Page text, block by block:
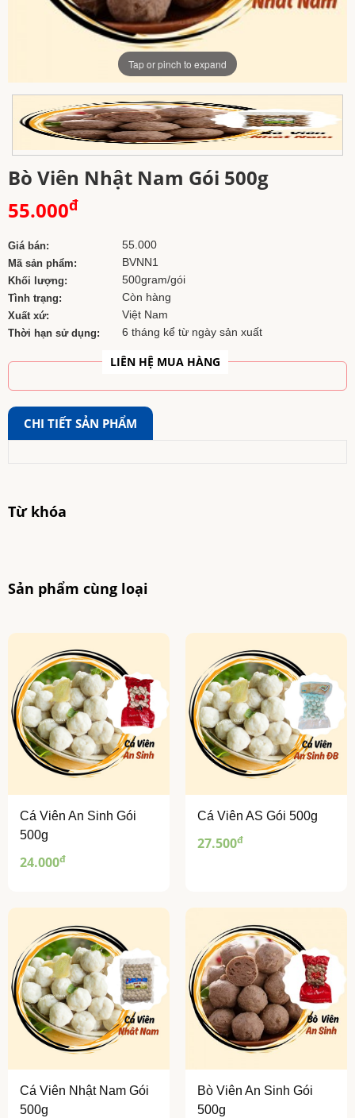
Tap or pinch to expand
Bò Viên Nhật Nam Gói 500g
55.000đ
Giá bán: 55.000
Mã sản phẩm: BVNN1
Khối lượng: 500gram/gói
Tình trạng: Còn hàng
Xuất xứ: Việt Nam
Thời hạn sử dụng: 6 tháng kể từ ngày sản xuất
LIÊN HỆ MUA HÀNG
CHI TIẾT SẢN PHẨM
Từ khóa
Sản phẩm cùng loại
Cá Viên An Sinh Gói
500g
24.000đ
Cá Viên AS Gói 500g
27.500đ
Cá Viên Nhật Nam Gói
500g
Bò Viên An Sinh Gói
500g